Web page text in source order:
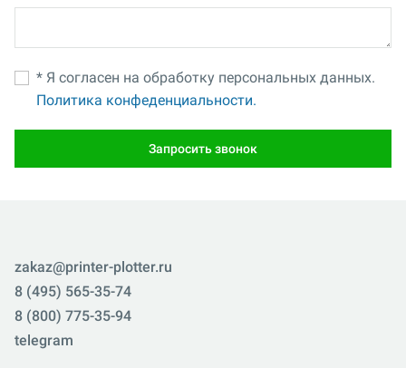
* Я согласен на обработку персональных данных.
Политика конфеденциальности.
Запросить звонок
zakaz@printer-plotter.ru
8 (495) 565-35-74
8 (800) 775-35-94
telegram